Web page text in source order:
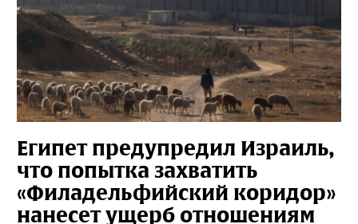
Египет предупредил Израиль,
что попытка захватить
«Филадельфийский коридор»
нанесет ущерб отношениям